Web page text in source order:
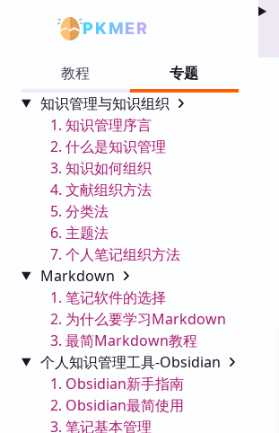
PKMER
教程
专题
知识管理与知识组织
1. 知识管理序言
2. 什么是知识管理
3. 知识如何组织
4. 文献组织方法
5. 分类法
6. 主题法
7. 个人笔记组织方法
Markdown
1. 笔记软件的选择
2. 为什么要学习Markdown
3. 最简Markdown教程
个人知识管理工具-Obsidian
1. Obsidian新手指南
2. Obsidian最简使用
3. 笔记基本管理